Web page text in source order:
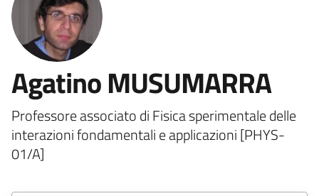
Agatino MUSUMARRA
Professore associato di Fisica sperimentale delle
interazioni fondamentali e applicazioni [PHYS-
01/A]